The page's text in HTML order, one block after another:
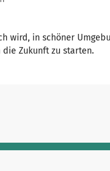
wird, in schöner
Zukunft zu starten.